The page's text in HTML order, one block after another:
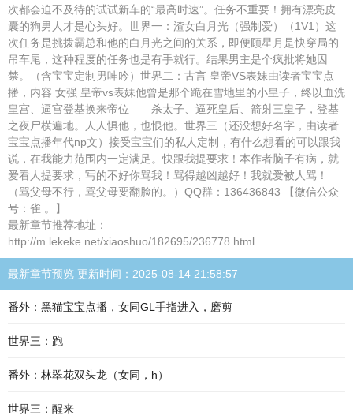
次都会迫不及待的试试新车的“最高时速”。任务不重要！拥有漂亮皮
囊的狗男人才是心头好。世界一：渣女白月光（强制爱）（1V1）这
次任务是挑拨霸总和他的白月光之间的关系，即便顾星月是快穿局的
吊车尾，这种程度的任务也是有手就行。结果男主是个疯批将她囚
禁。（含宝宝定制男呻吟）世界二：古言 皇帝VS表妹由读者宝宝点
播，内容 女强 皇帝vs表妹他曾是那个跪在雪地里的小皇子，终以血洗
皇宫、逼宫登基换来帝位——杀太子、逼死皇后、箭射三皇子，登基
之夜尸横遍地。人人惧他，也恨他。世界三（还没想好名字，由读者
宝宝点播年代np文）接受宝宝们的私人定制，有什么想看的可以跟我
说，在我能力范围内一定满足。快跟我提要求！本作者脑子有病，就
爱看人提要求，写的不好你骂我！骂得越凶越好！我就爱被人骂！
（骂父母不行，骂父母要翻脸的。）QQ群：136436843 【微信公众
号：雀 。】
最新章节推荐地址：
http://m.lekeke.net/xiaoshuo/182695/236778.html
最新章节预览 更新时间：2025-08-14 21:58:57
番外：黑猫宝宝点播，女同GL手指进入，磨剪
世界三：跑
番外：林翠花双头龙（女同，h）
世界三：醒来